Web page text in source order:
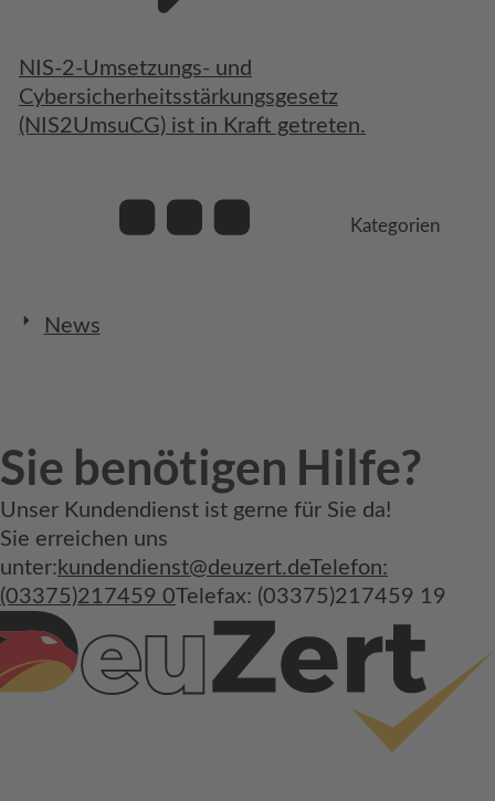
NIS-2-Umsetzungs- und
Cybersicherheitsstärkungsgesetz
(NIS2UmsuCG) ist in Kraft getreten.
Kategorien
News
Sie benötigen Hilfe?
Unser Kundendienst ist gerne für Sie da!
Sie erreichen uns
unter: kundendienst@deuzert.deTelefon:
(03375)217459 0Telefax: (03375)217459 19